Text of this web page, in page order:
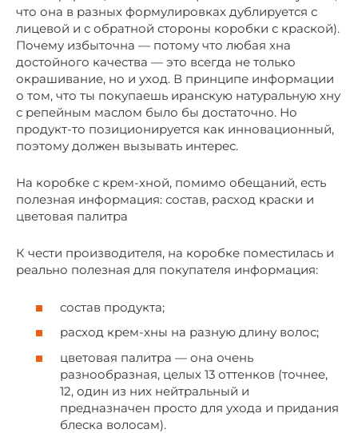
что она в разных формулировках дублируется с
лицевой и с обратной стороны коробки с краской).
Почему избыточна — потому что любая хна
достойного качества — это всегда не только
окрашивание, но и уход. В принципе информации
о том, что ты покупаешь иранскую натуральную хну
с репейным маслом было бы достаточно. Но
продукт-то позиционируется как инновационный,
поэтому должен вызывать интерес.
На коробке с крем-хной, помимо обещаний, есть
полезная информация: состав, расход краски и
цветовая палитра
К чести производителя, на коробке поместилась и
реально полезная для покупателя информация:
состав продукта;
расход крем-хны на разную длину волос;
цветовая палитра — она очень
разнообразная, целых 13 оттенков (точнее,
12, один из них нейтральный и
предназначен просто для ухода и придания
блеска волосам).